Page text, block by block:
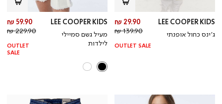
LEE COOPER KIDS
ג’ינס כחול אופנתי
מחיר
מוצר
29.90 ₪
מחיר
רגיל
139.90 ₪
OUTLET SALE
LEE COOPER KIDS
מעיל גשם סמיילי
לילדות
59.90 ₪
229.90 ₪
OUTLET
SALE